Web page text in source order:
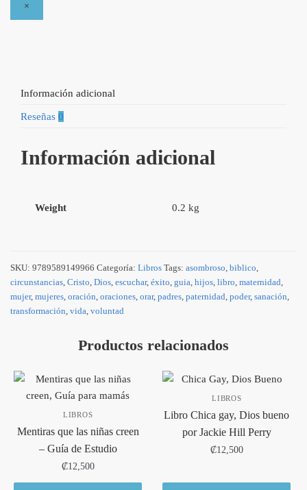
Cheri
×
Información adicional
Reseñas 0
Información adicional
Weight 0.2 kg
SKU: 9789589149966 Categoría: Libros Tags: asombroso, biblico,
circunstancias, Cristo, Dios, escuchar, éxito, guia, hijos, libro, maternidad,
mujer, mujeres, oración, oraciones, orar, padres, paternidad, poder, sanación,
transformación, vida, voluntad
Productos relacionados
LIBROS
Mentiras que las niñas creen
– Guía de Estudio
₡12,500
LIBROS
Libro Chica gay, Dios bueno
por Jackie Hill Perry
₡12,500